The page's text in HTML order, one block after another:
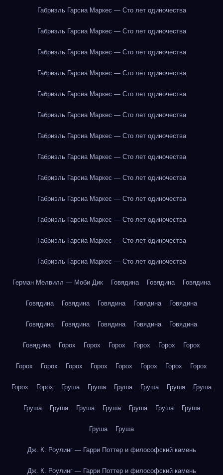
Габриэль Гарсиа Маркес — Сто лет одиночества
Габриэль Гарсиа Маркес — Сто лет одиночества
Габриэль Гарсиа Маркес — Сто лет одиночества
Габриэль Гарсиа Маркес — Сто лет одиночества
Габриэль Гарсиа Маркес — Сто лет одиночества
Габриэль Гарсиа Маркес — Сто лет одиночества
Габриэль Гарсиа Маркес — Сто лет одиночества
Габриэль Гарсиа Маркес — Сто лет одиночества
Габриэль Гарсиа Маркес — Сто лет одиночества
Габриэль Гарсиа Маркес — Сто лет одиночества
Габриэль Гарсиа Маркес — Сто лет одиночества
Габриэль Гарсиа Маркес — Сто лет одиночества
Габриэль Гарсиа Маркес — Сто лет одиночества
Герман Мелвилл — Моби Дик Говядина Говядина Говядина
Говядина Говядина Говядина Говядина Говядина
Говядина Говядина Говядина Говядина Говядина
Говядина Горох Горох Горох Горох Горох Горох
Горох Горох Горох Горох Горох Горох Горох Горох
Горох Горох Груша Груша Груша Груша Груша Груша
Груша Груша Груша Груша Груша Груша Груша
Груша Груша
Дж. К. Роулинг — Гарри Поттер и философский камень
Дж. К. Роулинг — Гарри Поттер и философский камень